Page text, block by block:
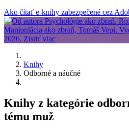
Ako čítať e-knihy zabezpečené cez
Knihy
Odborné a náučné
Knihy z kategórie
tému muž